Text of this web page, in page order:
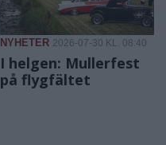
NYHETER 2026-07-30 KL. 08:40
I helgen: Mullerfest
på flygfältet